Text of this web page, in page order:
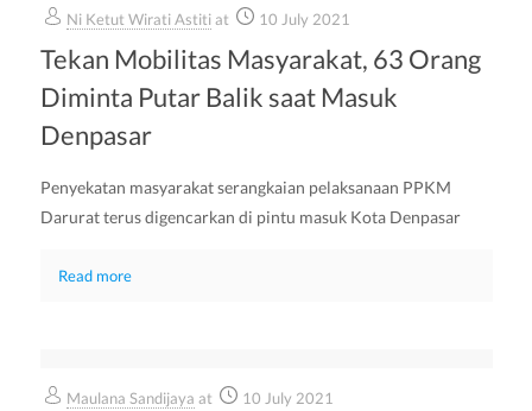
Ni Ketut Wirati Astiti at 10 July 2021
Tekan Mobilitas Masyarakat, 63 Orang
Diminta Putar Balik saat Masuk
Denpasar
Penyekatan masyarakat serangkaian pelaksanaan PPKM
Darurat terus digencarkan di pintu masuk Kota Denpasar
Read more
Maulana Sandijaya at 10 July 2021